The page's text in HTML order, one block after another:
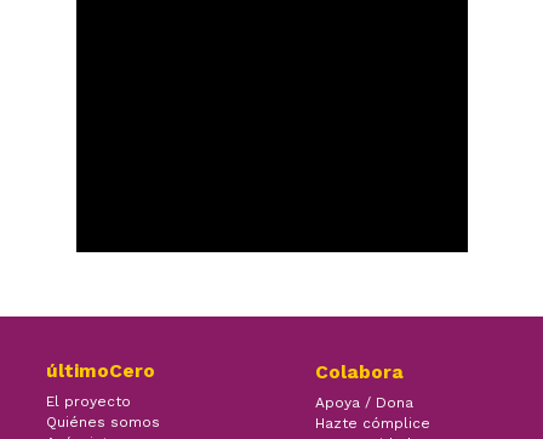
últimoCero
El proyecto
Quiénes somos
Colabora
Apoya / Dona
Hazte cómplice